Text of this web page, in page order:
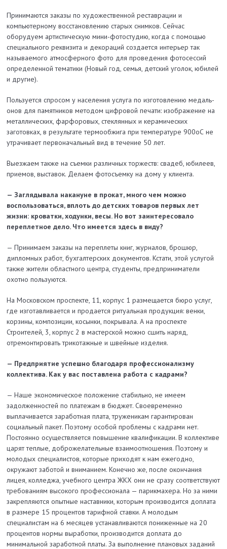
Принимаются заказы по художественной реставрации и
компьютерному восстановлению старых снимков. Сейчас
оборудуем артис­тическую мини-фотостудию, когда с помощью
специального реквизита и декораций создается интерьер так
называемого атмосферного фото для проведения фотосессий
определенной тематики (Новый год, семья, детский уголок, юбилей
и другие).
Пользуется спросом у населения услуга по изготовлению медаль­
онов для памятников методом цифровой печати: изображение на
металличе­ских, фарфоровых, стеклянных и керамических
заготовках, в результате термообжига при температуре 900оС не
утрачивает первоначальный вид в течение 50 лет.
Выезжаем также на съемки различных торжеств: свадеб, юбилеев,
приемов, выставок. Делаем фотосъемку на дому у клиента.
— Заглядывала накануне в прокат, много чем можно
воспользоваться, вплоть до детских товаров первых лет
жизни: кроватки, ходунки, весы. Но вот заинтересовало
переплетное дело. Что имеется здесь в виду?
— Принимаем заказы на переплеты книг, журналов, брошюр,
дипломных работ, бухгалтерских документов. Кстати, этой услугой
также жители областного центра, студенты, предприниматели
охотно пользуются.
На Московском проспекте, 11, корпус 1 размещается бюро услуг,
где изготавливается и продается ритуальная продукция: венки,
корзины, композиции, косынки, покрывала. А на проспекте
Строителей, 3, корпус 2 в мастерской можно сшить наряд,
отремонтировать трикотажные и швейные изделия.
— Предприятие успешно благодаря профессионализму
коллектива. Как у вас поставлена работа с кадрами?
— Наше экономическое положение стабильно, не имеем
задолженностей по платежам в бюджет. Своевременно
выплачивается заработная плата, труженикам гарантирован
социальный пакет. Поэтому особой проблемы с кадрами нет.
Постоянно осуществляется повышение квалификации. В коллективе
царят теплые, доброжелательные взаимоотношения. Поэтому и
молодых специалистов, которые приходят к нам ежегодно,
окружают заботой и вниманием. Конечно же, после окончания
лицея, колледжа, учебного центра ЖКХ они не сразу соответствуют
требованиям высокого профессионала — парикмахера. Но за ними
закрепляются опытные наставники, которым производится доплата
в размере 15 процентов тарифной ставки. А молодым
специалистам на 6 месяцев уста­навливаются пониженные на 20
процентов нормы выработки, производится доплата до
минимальной заработной платы. За выполнение плановых заданий